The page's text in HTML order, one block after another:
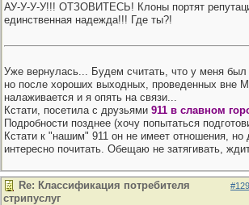
АУ-У-У-У!!! ОТЗОВИТЕСЬ! Клоны портят
единственная надежда!!! Где ты?!
Уже вернулась... Будем считать, что у меня был
но после хороших выходных, проведенных вне
налаживается и я опять на связи...
Кстати, посетила с друзьями 911 в славном
Подробности позднее (хочу попытаться
Кстати к "нашим" 911 он не имеет отношения,
интересно почитать. Обещаю не затягивать,
Re: Классификация потребителя
стрипуслуг